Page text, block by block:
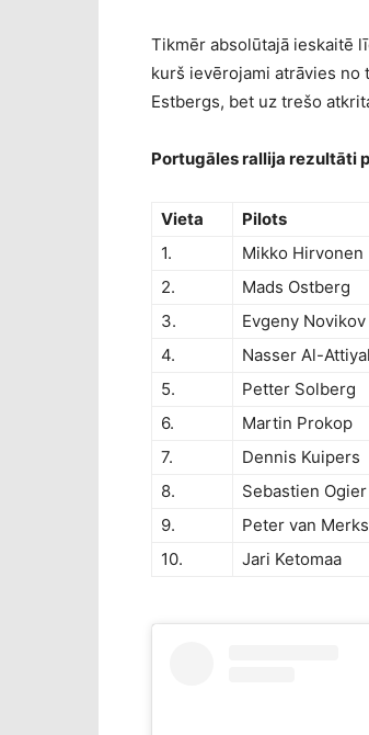
Tikmēr absolūtajā ieskaitē
kurš ievērojami atrāvies no
Estbergs, bet uz trešo
Portugāles rallija rezultāti
Vieta Pilots
1.
Mikko Hirvonen
2.
Mads Ostberg
3.
Evgeny Novikov
4.
Nasser Al-
5.
Petter Solberg
6.
Martin Prokop
7.
Dennis Kuipers
8.
Sebastien Ogier
9.
Peter van
10.
Jari Ketomaa